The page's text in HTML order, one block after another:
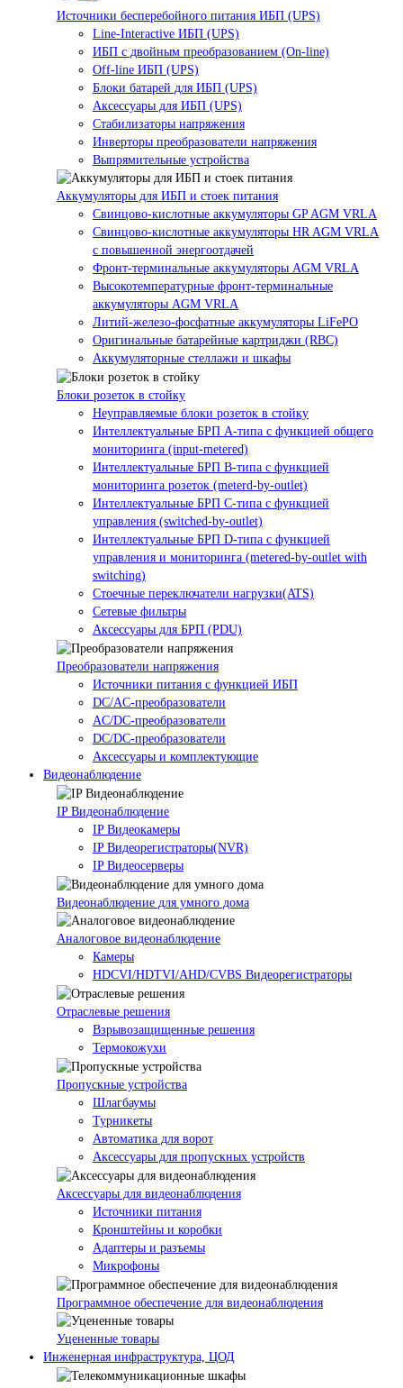
Источники бесперебойного питания ИБП (UPS)
Line-Interactive ИБП (UPS)
ИБП с двойным преобразованием (On-line)
Off-line ИБП (UPS)
Блоки батарей для ИБП (UPS)
Аксессуары для ИБП (UPS)
Стабилизаторы напряжения
Инверторы преобразователи напряжения
Выпрямительные устройства
Аккумуляторы для ИБП и стоек питания
Свинцово-кислотные аккумуляторы GP AGM VRLA
Свинцово-кислотные аккумуляторы HR AGM VRLA
с повышенной энергоотдачей
Фронт-терминальные аккумуляторы AGM VRLA
Высокотемпературные фронт-терминальные
аккумуляторы AGM VRLA
Литий-железо-фосфатные аккумуляторы LiFePO
Оригинальные батарейные картриджи (RBC)
Аккумуляторные стеллажи и шкафы
Блоки розеток в стойку
Неуправляемые блоки розеток в стойку
Интеллектуальные БРП А-типа с функцией общего
мониторинга (input-metered)
Интеллектуальные БРП B-типа с функцией
мониторинга розеток (meterd-by-outlet)
Интеллектуальные БРП C-типа с функцией
управления (switched-by-outlet)
Интеллектуальные БРП D-типа с функцией
управления и мониторинга (metered-by-outlet with
switching)
Стоечные переключатели нагрузки(ATS)
Сетевые фильтры
Аксессуары для БРП (PDU)
Преобразователи напряжения
Источники питания c функцией ИБП
DC/AC-преобразователи
AC/DC-преобразователи
DC/DC-преобразователи
Аксессуары и комплектующие
Видеонаблюдение
IP Видеонаблюдение
IP Видеокамеры
IP Видеорегистраторы(NVR)
IP Видеосерверы
Видеонаблюдение для умного дома
Аналоговое видеонаблюдение
Камеры
HDCVI/HDTVI/AHD/CVBS Видеорегистраторы
Отраслевые решения
Взрывозащищенные решения
Термокожухи
Пропускные устройства
Шлагбаумы
Турникеты
Автоматика для ворот
Аксессуары для пропускных устройств
Аксессуары для видеонаблюдения
Источники питания
Кронштейны и коробки
Адаптеры и разъемы
Микрофоны
Программное обеспечение для видеонаблюдения
Уцененные товары
Инженерная инфраструктура, ЦОД